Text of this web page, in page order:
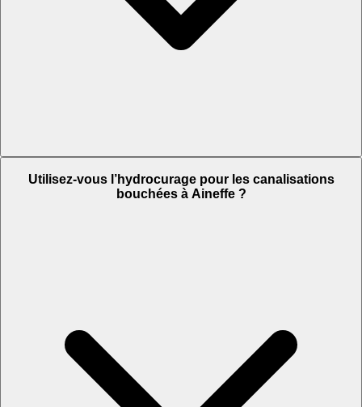
Utilisez-vous l’hydrocurage pour les canalisations
bouchées à Aineffe ?